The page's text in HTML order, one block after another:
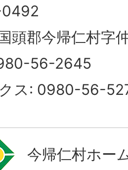
頭郡今帰仁村字
56-2645
ス: 0980-56-
今帰仁村ホー